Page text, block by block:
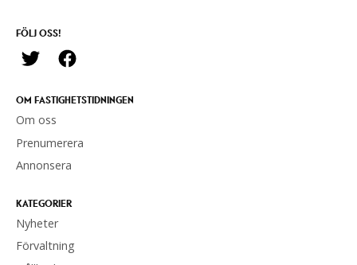
FÖLJ OSS!
OM FASTIGHETSTIDNINGEN
Om oss
Prenumerera
Annonsera
KATEGORIER
Nyheter
Förvaltning